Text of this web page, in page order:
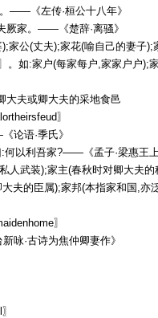
——《左传·桓公十八年》
厥家。——《楚辞·离骚》
家公(丈夫);家花(喻自己的妻子);
。如:家户(每家每户,家家户户);
大夫或卿大夫的采地食邑
〗
论语·季氏》
何以利吾家?——《孟子·梁惠王上
人武装);家主(春秋时对卿大夫
夫的臣属);家邦(本指家和国,亦
〗
咏·古诗为焦仲卿妻作》